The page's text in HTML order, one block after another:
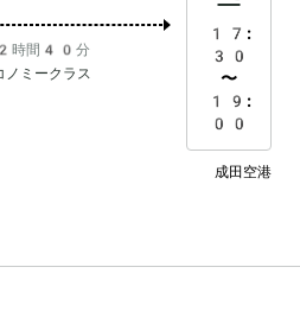
時間40分
ノミークラス
17:
30
〜
19:
00
成田空港